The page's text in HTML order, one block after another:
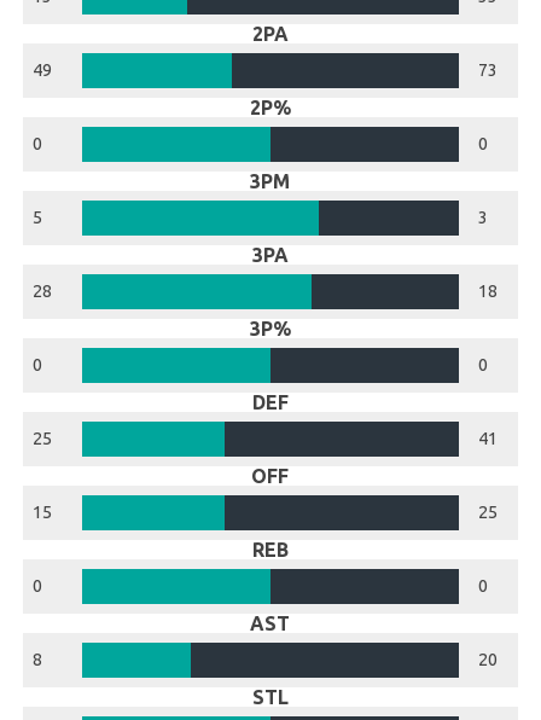
2PA
49 73
2P%
0 0
3PM
5 3
3PA
28 18
3P%
0 0
DEF
25 41
OFF
15 25
REB
0 0
AST
8 20
STL